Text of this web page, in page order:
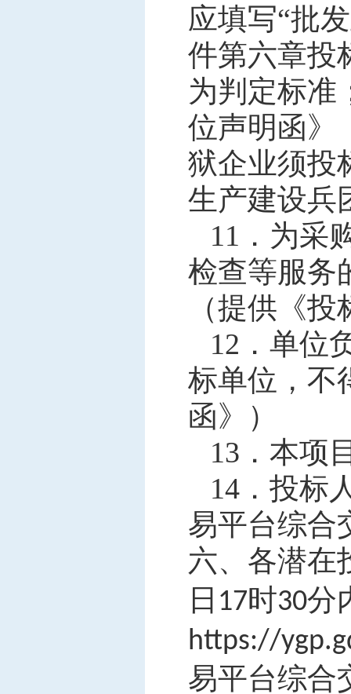
应填写“批
件第六章投
为判定标准
位声明函》
狱企业须投
生产建设兵
11． 为采
检查等服务
（提供《
12． 单位
标单位，不
函》）
13． 本项
14． 投标
易平台综合
六、各潜在
日 17时30分
https://
易平台综合